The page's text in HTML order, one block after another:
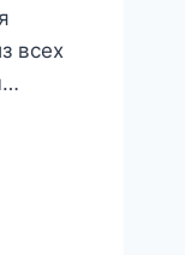
всех